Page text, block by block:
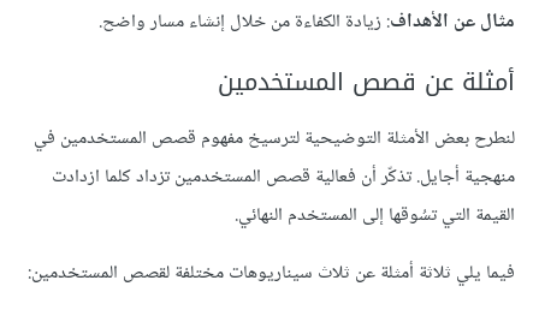
مثال عن الأهداف: زيادة الكفاءة من خلال إنشاء مسار واضح.
أمثلة عن قصص المستخدمين
لنطرح بعض الأمثلة التوضيحية لترسيخ مفهوم قصص المستخدمين في
منهجية أجايل. تذكّر أن فعالية قصص المستخدمين تزداد كلما ازدادت
القيمة التي تسُوقها إلى المستخدم النهائي.
فيما يلي ثلاثة أمثلة عن ثلاث سيناريوهات مختلفة لقصص المستخدمين: